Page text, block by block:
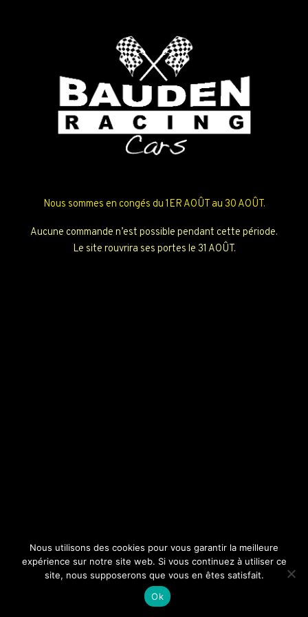
Nous sommes en congés du 1ER AOÛT au 30 AOÛT.
Aucune commande n’est possible pendant cette période.
Le site rouvrira ses portes le 31 AOÛT.
Nous utilisons des cookies pour vous garantir la meilleure
expérience sur notre site web. Si vous continuez à utiliser ce
site, nous supposerons que vous en êtes satisfait.
Ok